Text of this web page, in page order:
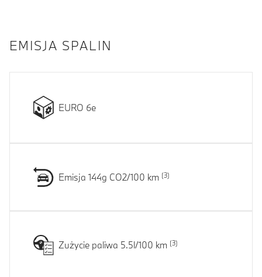
EMISJA SPALIN
EURO 6e
Emisja 144g CO2/100 km
Zużycie paliwa 5.5l/100 km